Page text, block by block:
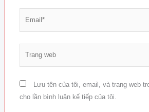
Lưu tên của tôi, email, và trang web
cho lần bình luận kế tiếp của tôi.